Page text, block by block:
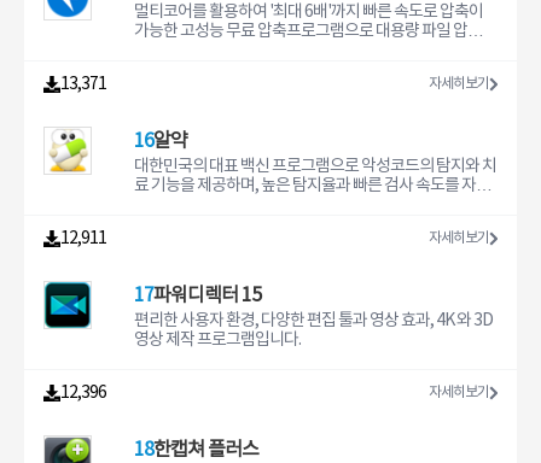
멀티코어를 활용하여 '최대 6배'까지 빠른 속도로 압축이
가능한 고성능 무료 압축프로그램으로 대용량 파일 압축과
13,371 자세히보기
16알약
대한민국의 대표 백신 프로그램으로 악성코드의 탐지와 치
료 기능을 제공하며, 높은 탐지율과 빠른 검사 속도를 자랑
12,911
자세히보기
17파워디렉터 15
편리한 사용자 환경, 다양한 편집 툴과 영상 효과, 4K 와 3D
영상 제작 프로그램입니다.
12,396 자세히보기
18한캡쳐 플러스